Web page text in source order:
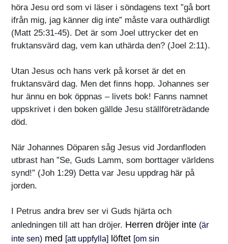
höra Jesu ord som vi läser i söndagens text ”gå bort
ifrån mig, jag känner dig inte” måste vara outhärdligt
(Matt 25:31-45). Det är som Joel uttrycker det en
fruktansvärd dag, vem kan uthärda den? (Joel 2:11).
Utan Jesus och hans verk på korset är det en
fruktansvärd dag. Men det finns hopp. Johannes ser
hur ännu en bok öppnas – livets bok! Fanns namnet
uppskrivet i den boken gällde Jesu ställföreträdande
död.
När Johannes Döparen såg Jesus vid Jordanfloden
utbrast han ”Se, Guds Lamm, som borttager världens
synd!” (Joh 1:29) Detta var Jesu uppdrag här på
jorden.
I Petrus andra brev ser vi Guds hjärta och
anledningen till att han dröjer. Herren dröjer inte (är
inte sen) med [att uppfylla] löftet [om sin